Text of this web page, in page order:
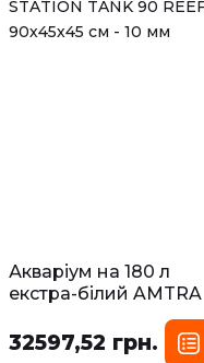
Акваріум на 180 л
екстра-білий AMTRA
STATION TANK 90
REEF, 90х45х45 см - 10
32597,52 грн.